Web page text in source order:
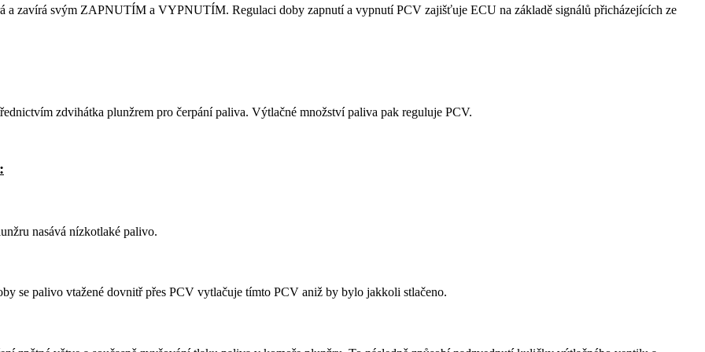
a zavírá svým ZAPNUTÍM a VYPNUTÍM. Regulaci doby zapnutí a vypnutí PCV zajišťuje ECU na základě signálů přicházejících ze
zdvihátka plunžrem pro čerpání paliva. Výtlačné množství paliva pak reguluje PCV.
nasává nízkotlaké palivo.
se palivo vtažené dovnitř přes PCV vytlačuje tímto PCV aniž by bylo jakkoli stlačeno.